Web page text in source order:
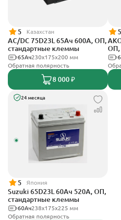
5 Казахстан
AC/DC 75D23L 65Ач 600А, ОП,
стандартные клеммы
230x175x200 мм
65Ач
Обратная полярность
8 000 ₽
5
ОП,
24 месяца
5 Япония
Suzuki 65D23L 60Ач 520А, ОП,
стандартные клеммы
238х175х225 мм
60Ач
Обратная полярность